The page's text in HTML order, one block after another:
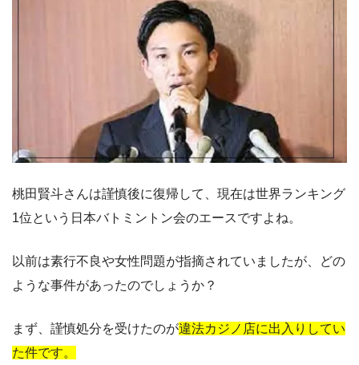
桃田賢斗さんは謹慎後に復帰して、現在は世界ランキング
1位という日本バトミントン会のエースですよね。
以前は素行不良や女性問題が指摘されていましたが、どの
ような事件があったのでしょうか？
まず、謹慎処分を受けたのが違法カジノ店に出入りしてい
た件です。